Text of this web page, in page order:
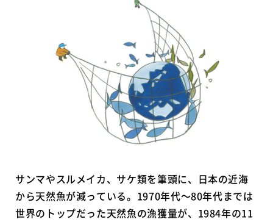
サンマやスルメイカ、サケ類を筆頭に、日本の近海
から天然魚が減っている。1970年代～80年代までは
世界のトップだった天然魚の漁獲量が、1984年の11